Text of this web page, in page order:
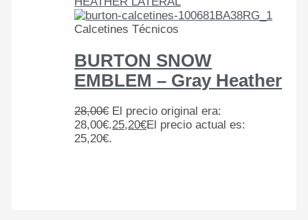
Calcetines Técnicos
BURTON SNOW
EMBLEM – Gray Heather
28,00€ El precio original era:
28,00€.25,20€El precio actual es:
25,20€.